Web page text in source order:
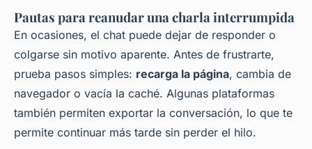
Pautas para reanudar una charla interrumpida
En ocasiones, el chat puede dejar de responder o
colgarse sin motivo aparente. Antes de frustrarte,
prueba pasos simples: recarga la página, cambia de
navegador o vacía la caché. Algunas plataformas
también permiten exportar la conversación, lo que te
permite continuar más tarde sin perder el hilo.